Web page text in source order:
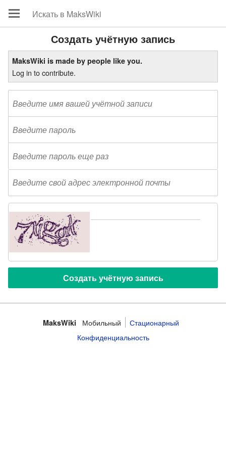
Создать учётную запись
MaksWiki is made by people like you.
Log in to contribute.
MaksWiki Мобильный
Стационарный
Конфиденциальность